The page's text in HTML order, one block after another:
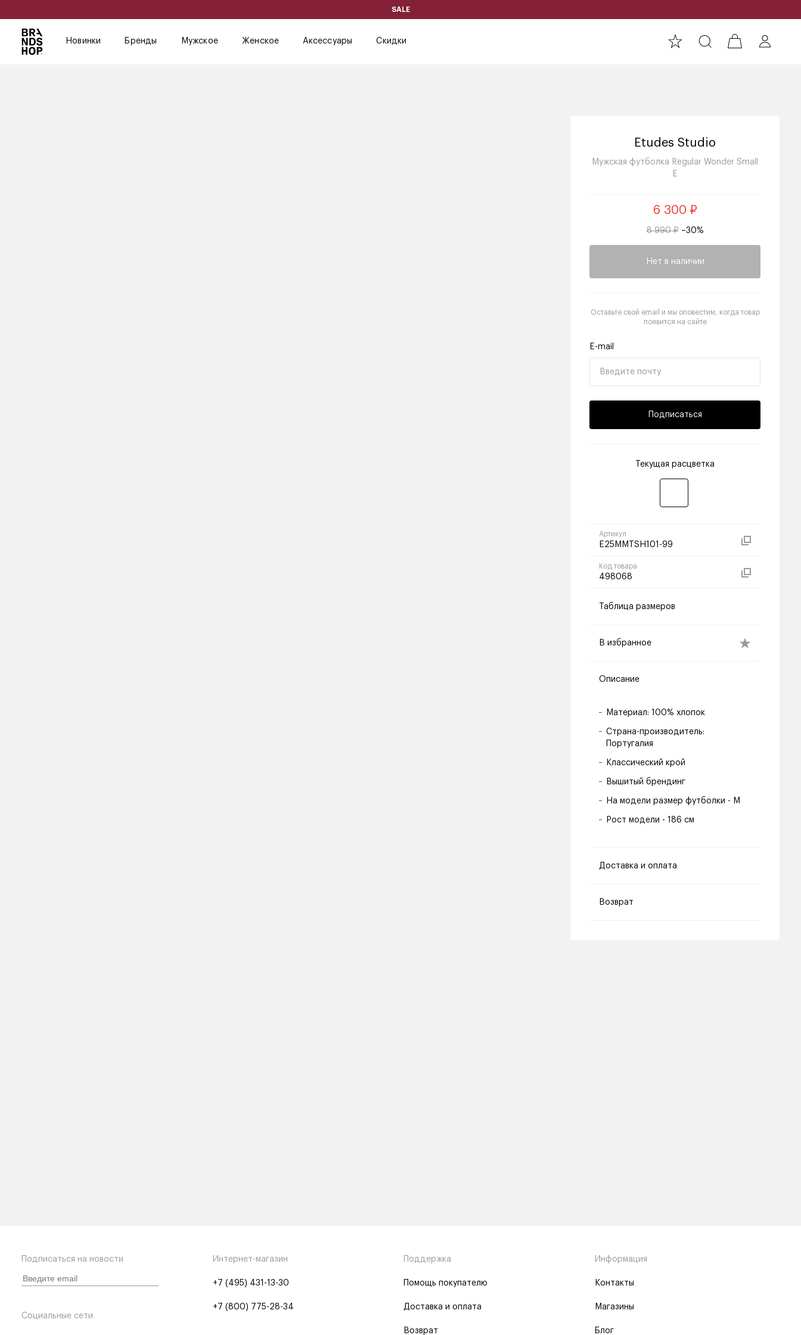
SALE
Новинки Бренды Мужское Женское Аксессуары Скидки
Etudes Studio
Мужская футболка Regular Wonder Small
E
6 300 ₽
8 990 ₽ –30%
Нет в наличии
Оставьте свой email и мы оповестим, когда товар
появится на сайте
E-mail
Подписаться
Текущая расцветка
Артикул
E25MMTSH101-99
Код товара
498068
Таблица размеров
В избранное
Описание
Материал: 100% хлопок
Страна-производитель:
Португалия
Классический крой
Вышитый брендинг
На модели размер футболки - M
Рост модели - 186 см
Доставка и оплата
Возврат
Подписаться на новости
Социальные сети
Интернет-магазин
+7 (495) 431-13-30
+7 (800) 775-28-34
Поддержка
Помощь покупателю
Доставка и оплата
Возврат
Информация
Контакты
Магазины
Блог